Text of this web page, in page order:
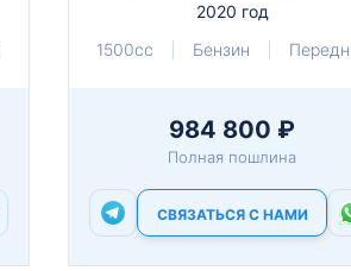
2020 год
1500cc
Бензин
984 800 ₽
Полная пошлина
СВЯЗАТЬСЯ С НАМИ